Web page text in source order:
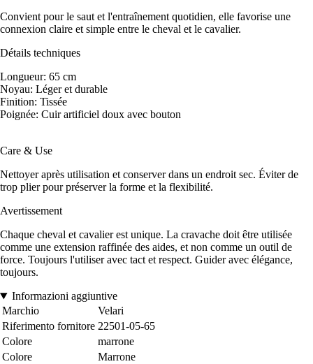
Convient pour le saut et l'entraînement quotidien, elle favorise une
connexion claire et simple entre le cheval et le cavalier.
Détails techniques
Longueur: 65 cm
Noyau: Léger et durable
Finition: Tissée
Poignée: Cuir artificiel doux avec bouton
Care & Use
Nettoyer après utilisation et conserver dans un endroit sec. Éviter de
trop plier pour préserver la forme et la flexibilité.
Avertissement
Chaque cheval et cavalier est unique. La cravache doit être utilisée
comme une extension raffinée des aides, et non comme un outil de
force. Toujours l'utiliser avec tact et respect. Guider avec élégance,
toujours.
Informazioni aggiuntive
Marchio
Velari
Riferimento fornitore 22501-05-65
Colore
marrone
Colore
Marrone